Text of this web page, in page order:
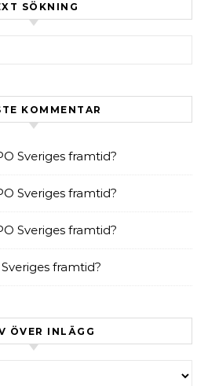
SÖKNING
KOMMENTAR
Sveriges framtid?
Sveriges framtid?
Sveriges framtid?
framtid?
ÖVER INLÄGG